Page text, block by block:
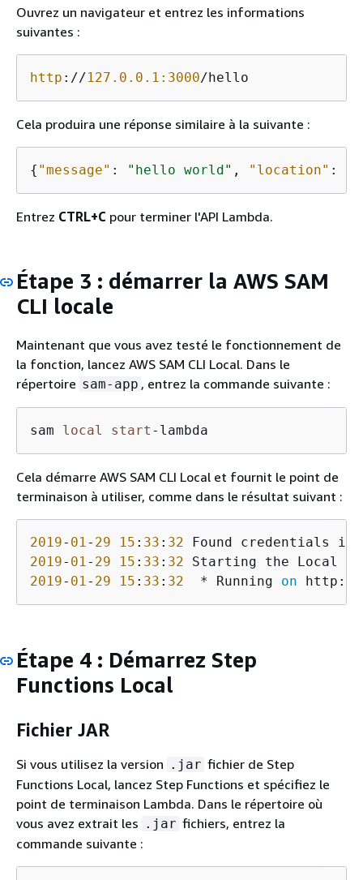
Ouvrez un navigateur et entrez les informations
suivantes :
http ://127.0.0.1:3000/hello
Cela produira une réponse similaire à la suivante :
{ "message" : "hello world" , "location" :
Entrez CTRL+C pour terminer l'API Lambda.
Étape 3 : démarrer la AWS SAM
CLI locale
Maintenant que vous avez testé le fonctionnement de
la fonction, lancez AWS SAM CLI Local. Dans le
répertoire sam-app , entrez la commande suivante :
sam local start - lambda
Cela démarre AWS SAM CLI Local et fournit le point de
terminaison à utiliser, comme dans le résultat suivant :
2019- 01 - 29 15 : 33 : 32
2019- 01 - 29 15 : 33 : 32
2019- 01 - 29 15 : 33 : 32
  * Running
on http://
Étape 4 : Démarrez Step
Functions Local
Fichier JAR
Si vous utilisez la version .jar fichier de Step
Functions Local, lancez Step Functions et spécifiez le
point de terminaison Lambda. Dans le répertoire où
vous avez extrait les .jar fichiers, entrez la
commande suivante :